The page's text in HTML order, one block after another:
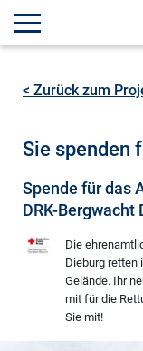
< Zurück zum
Sie spenden
Spende für das
DRK-
Die
Dieburg retten
Gelände. Ihr
mit für die
Sie mit!